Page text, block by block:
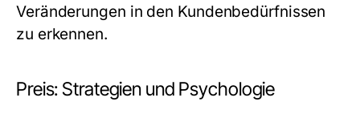
Veränderungen in den Kundenbedürfnissen
zu erkennen.
Preis: Strategien und Psychologie